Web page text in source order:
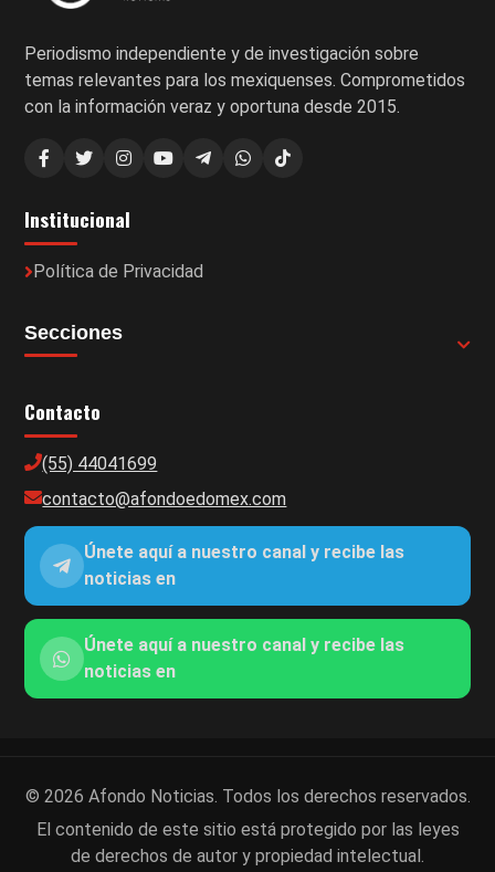
Periodismo independiente y de investigación sobre
temas relevantes para los mexiquenses. Comprometidos
con la información veraz y oportuna desde 2015.
Institucional
Política de Privacidad
Secciones
Contacto
(55) 44041699
contacto@afondoedomex.com
Únete aquí a nuestro canal y recibe las
noticias en
Únete aquí a nuestro canal y recibe las
noticias en
© 2026 Afondo Noticias. Todos los derechos reservados.
El contenido de este sitio está protegido por las leyes
de derechos de autor y propiedad intelectual.